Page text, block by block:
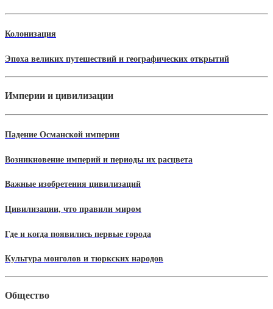
Колонизация
Эпоха великих путешествий и географических открытий
Империи и цивилизации
Падение Османской империи
Возникновение империй и периоды их расцвета
Важные изобретения цивилизаций
Цивилизации, что правили миром
Где и когда появились первые города
Культура монголов и тюркских народов
Общество